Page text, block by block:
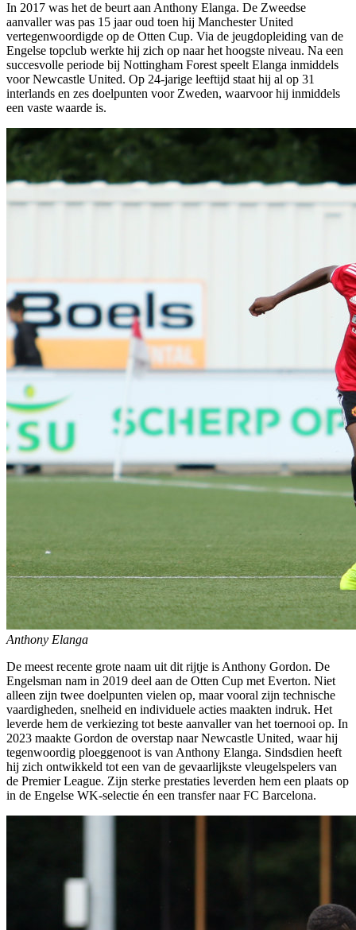
In 2017 was het de beurt aan Anthony Elanga. De Zweedse
aanvaller was pas 15 jaar oud toen hij Manchester United
vertegenwoordigde op de Otten Cup. Via de jeugdopleiding van de
Engelse topclub werkte hij zich op naar het hoogste niveau. Na een
succesvolle periode bij Nottingham Forest speelt Elanga inmiddels
voor Newcastle United. Op 24-jarige leeftijd staat hij al op 31
interlands en zes doelpunten voor Zweden, waarvoor hij inmiddels
een vaste waarde is.
Anthony Elanga
De meest recente grote naam uit dit rijtje is Anthony Gordon. De
Engelsman nam in 2019 deel aan de Otten Cup met Everton. Niet
alleen zijn twee doelpunten vielen op, maar vooral zijn technische
vaardigheden, snelheid en individuele acties maakten indruk. Het
leverde hem de verkiezing tot beste aanvaller van het toernooi op. In
2023 maakte Gordon de overstap naar Newcastle United, waar hij
tegenwoordig ploeggenoot is van Anthony Elanga. Sindsdien heeft
hij zich ontwikkeld tot een van de gevaarlijkste vleugelspelers van
de Premier League. Zijn sterke prestaties leverden hem een plaats op
in de Engelse WK-selectie én een transfer naar FC Barcelona.